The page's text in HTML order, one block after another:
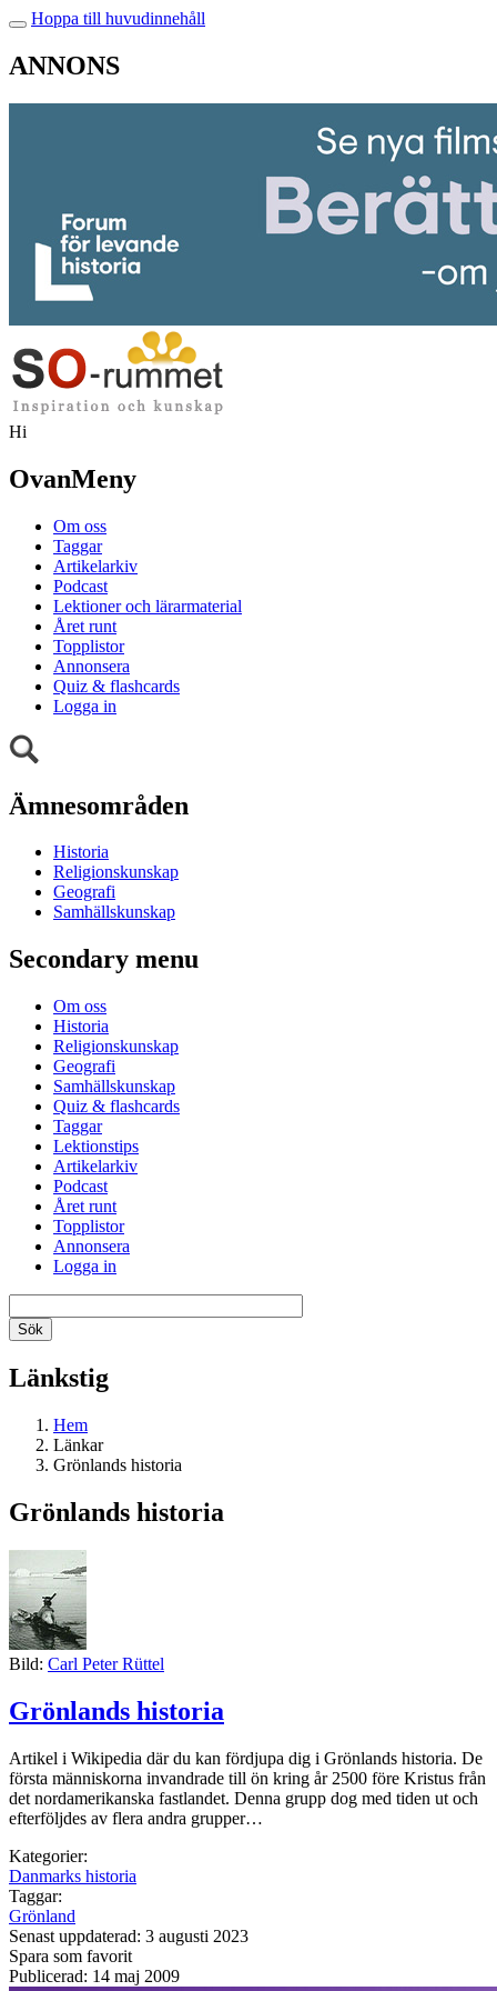
Hoppa till huvudinnehåll
ANNONS
Hi
OvanMeny
Om oss
Taggar
Artikelarkiv
Podcast
Lektioner och lärarmaterial
Året runt
Topplistor
Annonsera
Quiz & flashcards
Logga in
Ämnesområden
Historia
Religionskunskap
Geografi
Samhällskunskap
Secondary menu
Om oss
Historia
Religionskunskap
Geografi
Samhällskunskap
Quiz & flashcards
Taggar
Lektionstips
Artikelarkiv
Podcast
Året runt
Topplistor
Annonsera
Logga in
Länkstig
Hem
Länkar
Grönlands historia
Grönlands historia
Bild: Carl Peter Rüttel
Grönlands historia
Artikel i Wikipedia där du kan fördjupa dig i Grönlands historia. De
första människorna invandrade till ön kring år 2500 före Kristus från
det nordamerikanska fastlandet. Denna grupp dog med tiden ut och
efterföljdes av flera andra grupper…
Kategorier:
Danmarks historia
Taggar:
Grönland
Senast uppdaterad: 3 augusti 2023
Spara som favorit
Publicerad: 14 maj 2009